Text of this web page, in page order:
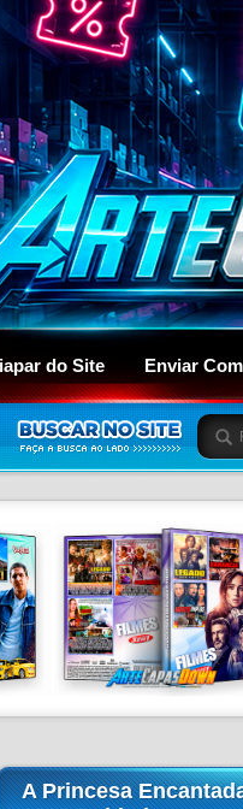
do Site Enviar
A Princesa